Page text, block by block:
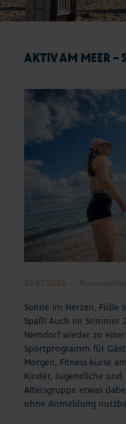
AKTIV AM MEER –
Sonne im Herzen, Füße
Spaß! Auch im Sommer
Niendorf wieder zu
Sportprogramm für
Morgen, Fitness kurse
Kinder, Jugendliche
Altersgruppe etwas
ohne Anmeldung